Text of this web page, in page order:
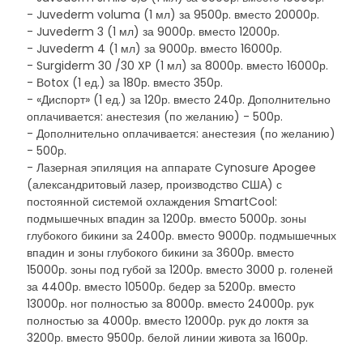
- Juvederm voluma (1 мл) за 9500р. вместо 20000р.
- Juvederm 3 (1 мл) за 9000р. вместо 12000р.
- Juvederm 4 (1 мл) за 9000р. вместо 16000р.
- Surgiderm 30 /30 XP (1 мл) за 8000р. вместо 16000р.
- Вotox (1 ед.) за 180р. вместо 350р.
- «Диспорт» (1 ед.) за 120р. вместо 240р. Дополнительно
оплачивается: анестезия (по желанию) - 500р.
- Дополнительно оплачивается: анестезия (по желанию)
- 500р.
- Лазерная эпиляция на аппарате Cynosure Apogee
(александритовый лазер, производство США) с
постоянной системой охлаждения SmartCool:
подмышечных впадин за 1200р. вместо 5000р. зоны
глубокого бикини за 2400р. вместо 9000р. подмышечных
впадин и зоны глубокого бикини за 3600р. вместо
15000р. зоны под губой за 1200р. вместо 3000 р. голеней
за 4400р. вместо 10500р. бедер за 5200р. вместо
13000р. ног полностью за 8000р. вместо 24000р. рук
полностью за 4000р. вместо 12000р. рук до локтя за
3200р. вместо 9500р. белой линии живота за 1600р.